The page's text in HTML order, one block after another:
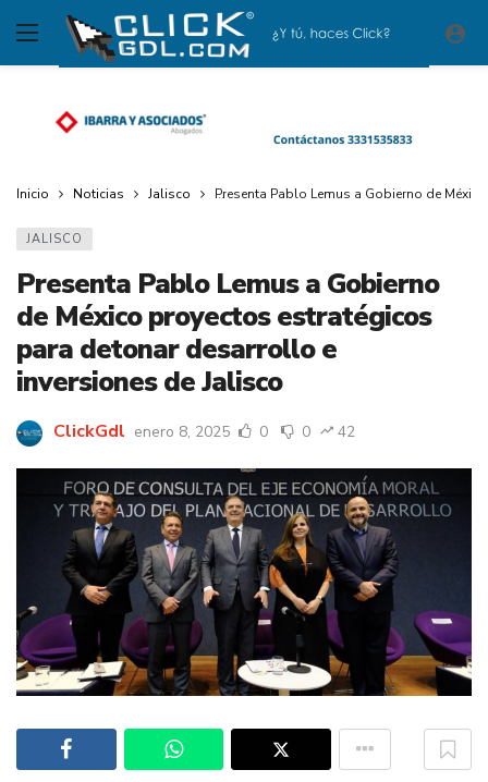
Inicio Noticias Jalisco Presenta Pablo Lemus a Gobierno de
JALISCO
Presenta Pablo Lemus a Gobierno
de México proyectos estratégicos
para detonar desarrollo e
inversiones de Jalisco
ClickGdl enero 8, 2025 0 0 42